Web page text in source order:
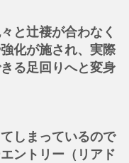
と辻褄が合わなく
化が施され、実際
る足回りへと変身
しまっているので
ントリー（リアド